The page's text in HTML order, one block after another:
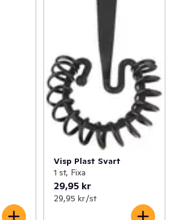
Visp Plast Svart
1 st, Fixa
29,95 kr
29,95 kr /st